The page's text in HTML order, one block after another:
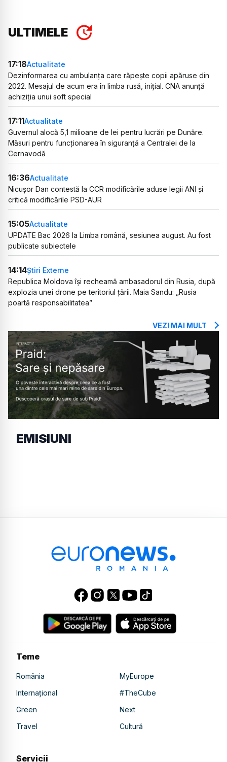
ULTIMELE
17:18Actualitate
Dezinformarea cu ambulanța care răpește copii apăruse din
2022. Mesajul de acum era în limba rusă, inițial. CNA anunță
achiziția unui soft special
17:11Actualitate
Guvernul alocă 5,1 milioane de lei pentru lucrări pe Dunăre.
Măsuri pentru funcționarea în siguranță a Centralei de la
Cernavodă
16:36Actualitate
Nicușor Dan contestă la CCR modificările aduse legii ANI și
critică modificările PSD-AUR
15:05Actualitate
UPDATE Bac 2026 la Limba română, sesiunea august. Au fost
publicate subiectele
14:14Știri Externe
Republica Moldova își recheamă ambasadorul din Rusia, după
explozia unei drone pe teritoriul țării. Maia Sandu: „Rusia
poartă responsabilitatea”
VEZI MAI MULT
EMISIUNI
Teme
România
MyEurope
Internațional
#TheCube
Green
Next
Travel
Cultură
Servicii